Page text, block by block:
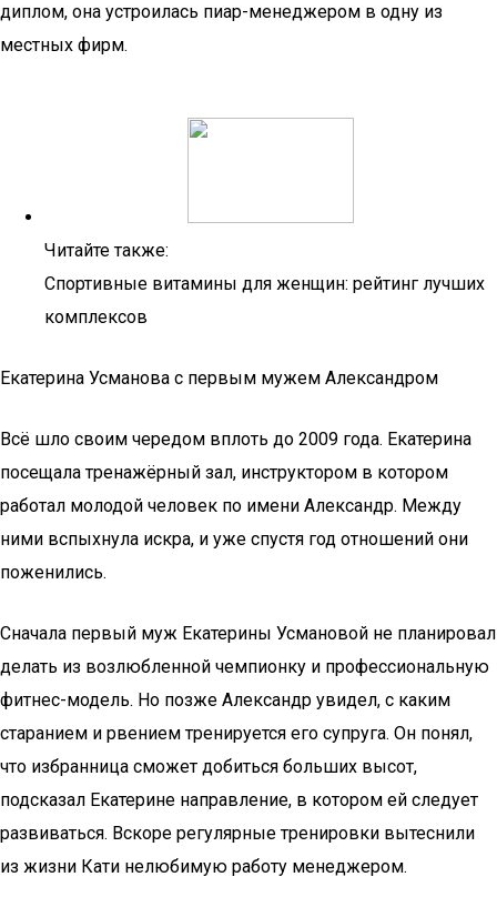
диплом, она устроилась пиар-менеджером в одну из
местных фирм.
Читайте также:
Спортивные витамины для женщин: рейтинг лучших
комплексов
Екатерина Усманова с первым мужем Александром
Всё шло своим чередом вплоть до 2009 года. Екатерина
посещала тренажёрный зал, инструктором в котором
работал молодой человек по имени Александр. Между
ними вспыхнула искра, и уже спустя год отношений они
поженились.
Сначала первый муж Екатерины Усмановой не планировал
делать из возлюбленной чемпионку и профессиональную
фитнес-модель. Но позже Александр увидел, с каким
старанием и рвением тренируется его супруга. Он понял,
что избранница сможет добиться больших высот,
подсказал Екатерине направление, в котором ей следует
развиваться. Вскоре регулярные тренировки вытеснили
из жизни Кати нелюбимую работу менеджером.